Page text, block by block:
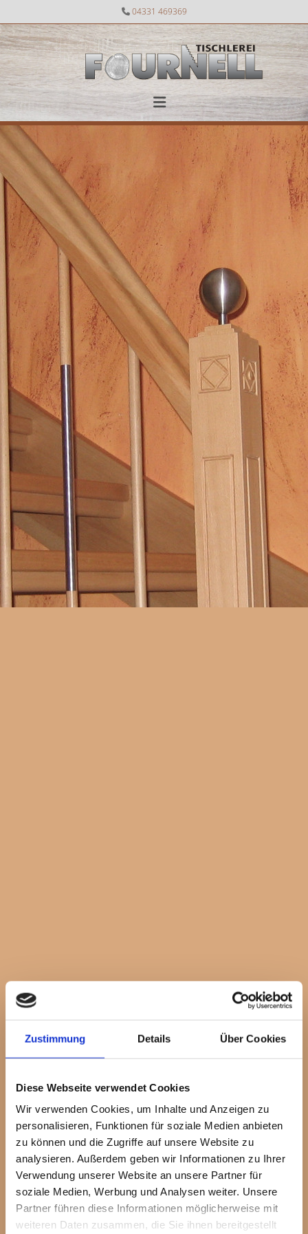
Zustimmung Details Über Cookies
Diese Webseite verwendet Cookies
Wir verwenden Cookies, um Inhalte und Anzeigen zu
personalisieren, Funktionen für soziale Medien anbieten
zu können und die Zugriffe auf unsere Website zu
analysieren. Außerdem geben wir Informationen zu Ihrer
Verwendung unserer Website an unsere Partner für
soziale Medien, Werbung und Analysen weiter. Unsere
Partner führen diese Informationen möglicherweise mit
weiteren Daten zusammen, die Sie ihnen bereitgestellt
 04331 469369